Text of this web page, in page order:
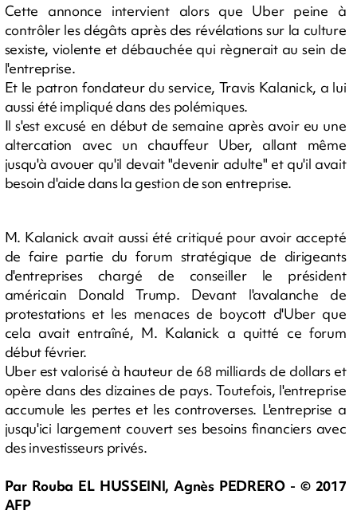
Cette annonce intervient alors que Uber peine à
contrôler les dégâts après des révélations sur la culture
sexiste, violente et débauchée qui règnerait au sein de
l'entreprise.
Et le patron fondateur du service, Travis Kalanick, a lui
aussi été impliqué dans des polémiques.
Il s'est excusé en début de semaine après avoir eu une
altercation avec un chauffeur Uber, allant même
jusqu'à avouer qu'il devait "devenir adulte" et qu'il avait
besoin d'aide dans la gestion de son entreprise.
M. Kalanick avait aussi été critiqué pour avoir accepté
de faire partie du forum stratégique de dirigeants
d'entreprises chargé de conseiller le président
américain Donald Trump. Devant l'avalanche de
protestations et les menaces de boycott d'Uber que
cela avait entraîné, M. Kalanick a quitté ce forum
début février.
Uber est valorisé à hauteur de 68 milliards de dollars et
opère dans des dizaines de pays. Toutefois, l'entreprise
accumule les pertes et les controverses. L'entreprise a
jusqu'ici largement couvert ses besoins financiers avec
des investisseurs privés.
Par Rouba EL HUSSEINI, Agnès PEDRERO - © 2017
AFP